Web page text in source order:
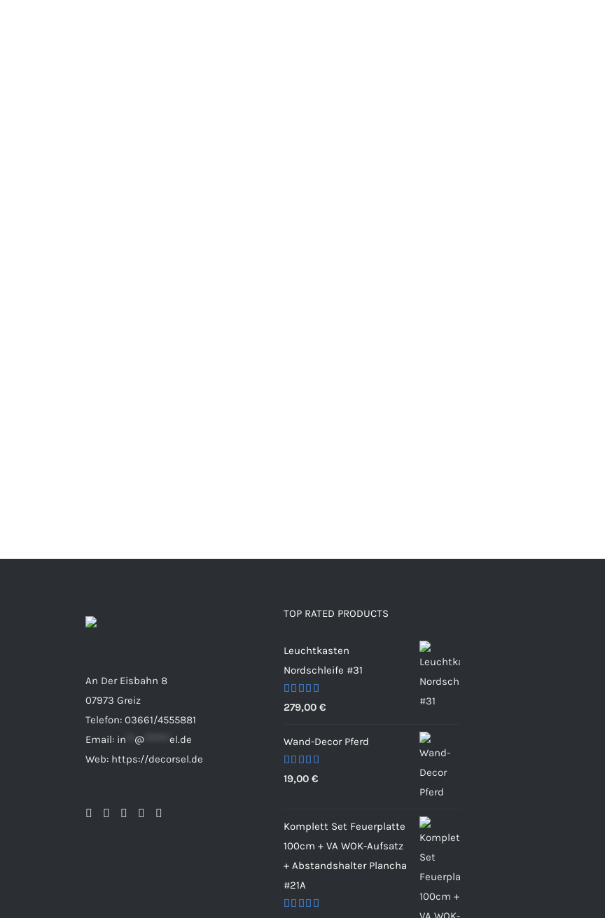
An Der Eisbahn 8
07973 Greiz
Telefon: 03661/4555881
Email: in @
el.de
Web: https://decorsel.de
TOP RATED PRODUCTS
Leuchtkasten
Nordschleife #31
Bewertet
mit5.00
279,00 €
Wand-Decor Pferd
Bewertet
mit5.00
19,00 €
Komplett Set Feuerplatte
100cm + VA WOK-Aufsatz
+ Abstandshalter Plancha
#21A